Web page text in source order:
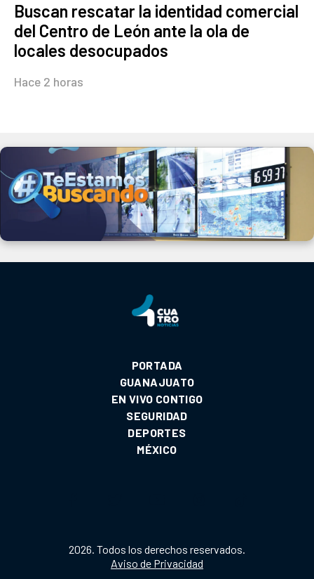
Buscan rescatar la identidad comercial
del Centro de León ante la ola de
locales desocupados
Hace 2 horas
PORTADA
GUANAJUATO
EN VIVO CONTIGO
SEGURIDAD
DEPORTES
MÉXICO
2026. Todos los derechos reservados.
Aviso de Privacidad